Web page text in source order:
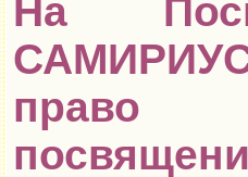
На
право